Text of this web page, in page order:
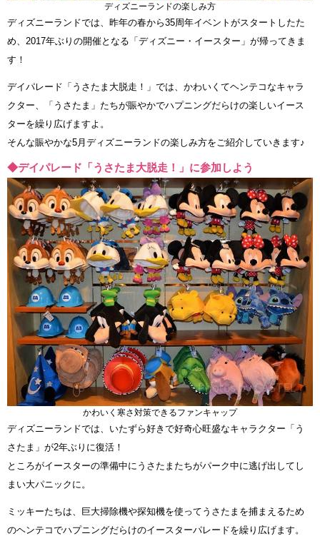
ディズニーランドの楽しみ方
ディズニーランドでは、昨年の春から35周年イベントがスタートしたた
め、2017年ぶりの開催となる「ディズニー・イースター」が帰ってきま
す！
デイパレード「うさたま大脱走！」では、かわいくてヘンテコなキャラ
クター、「うさたま」たちが賑やかでハプニングだらけの楽しいイース
ターを繰り広げますよ。
そんな賑やかな5月ディズニーランドの楽しみ方をご紹介していきます♪
◆デイパレード「うさたま大脱走！」に参加しよう
かわいく寒さ対策できるファンキャップ
ディズニーランドでは、いたずら好きで好奇心旺盛なキャラクター「う
さたま」が2年ぶりに復活！
ところがイースターの準備中にうさたまたちがパーク中に逃げ出してし
まい大パニックに。
ミッキーたちは、巨大掃除機や探知機を使ってうさたまを捕まえるため
のヘンテコでハプニングだらけのイースターパレードを繰り広げます。